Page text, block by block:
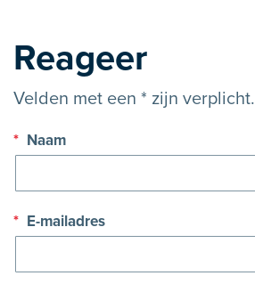
Reageer
Velden met een * zijn verplicht.
* Naam
* E-mailadres